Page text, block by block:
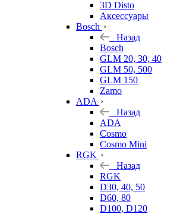
3D Disto
Аксессуары
Bosch
Назад
Bosch
GLM 20, 30, 40
GLM 50, 500
GLM 150
Zamo
ADA
Назад
ADA
Cosmo
Cosmo Mini
RGK
Назад
RGK
D30, 40, 50
D60, 80
D100, D120